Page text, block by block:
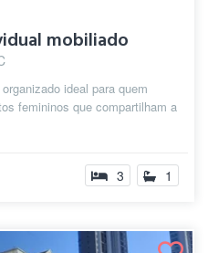
mobiliado
ideal para quem
femininos que compartilham a
3 1